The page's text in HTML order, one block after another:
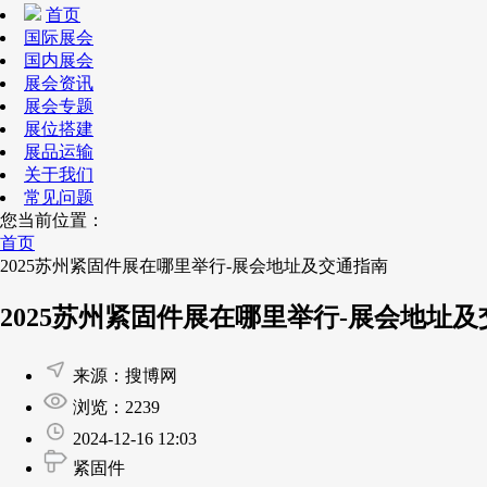
首页
国际展会
国内展会
展会资讯
展会专题
展位搭建
展品运输
关于我们
常见问题
您当前位置：
首页
2025苏州紧固件展在哪里举行-展会地址及交通指南
2025苏州紧固件展在哪里举行-展会地址及
来源：搜博网
浏览：2239
2024-12-16 12:03
紧固件